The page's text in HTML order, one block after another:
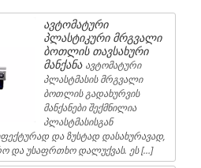
ავტომატური
პლასტიკური მრგვალი
ბოთლის თავსახური
მანქანა ავტომატური
პლასტმასის მრგვალი
ბოთლის გადახურვის
მანქანები შექმნილია
პლასტმასისგან
და ზუსტად დასახურავად,
და უსაფრთხო დალუქვას. ეს […]